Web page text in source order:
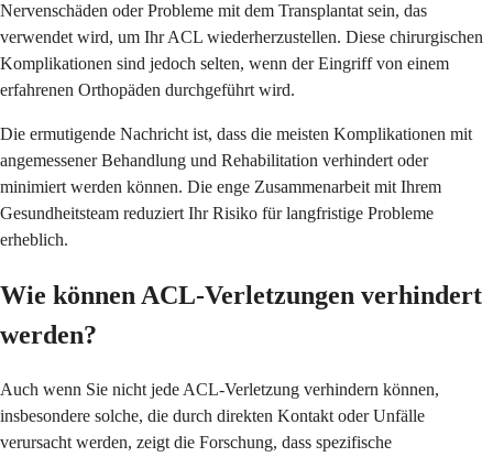
Nervenschäden oder Probleme mit dem Transplantat sein, das
verwendet wird, um Ihr ACL wiederherzustellen. Diese chirurgischen
Komplikationen sind jedoch selten, wenn der Eingriff von einem
erfahrenen Orthopäden durchgeführt wird.
Die ermutigende Nachricht ist, dass die meisten Komplikationen mit
angemessener Behandlung und Rehabilitation verhindert oder
minimiert werden können. Die enge Zusammenarbeit mit Ihrem
Gesundheitsteam reduziert Ihr Risiko für langfristige Probleme
erheblich.
Wie können ACL-Verletzungen verhindert
werden?
Auch wenn Sie nicht jede ACL-Verletzung verhindern können,
insbesondere solche, die durch direkten Kontakt oder Unfälle
verursacht werden, zeigt die Forschung, dass spezifische